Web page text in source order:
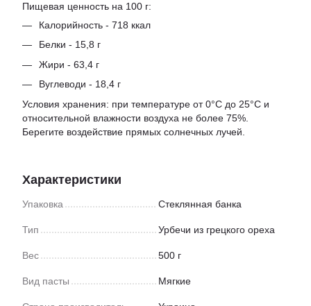
Пищевая ценность на 100 г:
Калорийность - 718 ккал
Белки - 15,8 г
Жири - 63,4 г
Вуглеводи - 18,4 г
Условия хранения: при температуре от 0°С до 25°С и
относительной влажности воздуха не более 75%.
Берегите воздействие прямых солнечных лучей.
Характеристики
Упаковка Стеклянная банка
Тип Урбечи из грецкого ореха
Вес 500 г
Вид пасты Мягкие